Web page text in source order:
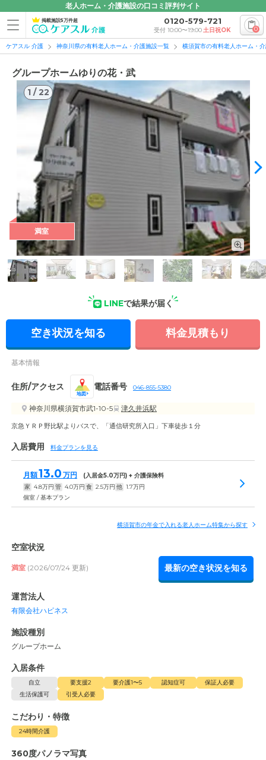
老人ホーム・介護施設の口コミ評判サイト
掲載施設5万件超 0120-579-721
受付 10:00〜19:00土日祝OK 0
ケアスル 介護 神奈川県の有料老人ホーム・介護施設一覧 横須賀市の有料老人ホーム・
グループホームゆりの花・武
1 /22
/ 22
外観: 赤毛のアンをイメージしたかわいらしい外観が特徴のホ
ーム。静かな周辺環境も魅力です。
満室
LINEで結果が届く
空き状況を知る 料金見積もり
基本情報
住所/アクセス
地図
電話番号 046-855-5380
神奈川県横須賀市武1-10-5 津久井浜駅
京急ＹＲＰ野比駅よりバスで、「通信研究所入口」下車徒歩１分
入居費用 料金プランを見る
月額13.0 万円 (入居金5.0万円) + 介護保険料
家 4.8万円 管 4.0万円 食 2.5万円 他 1.7万円
個室 / 基本プラン
横須賀市の年金で入れる老人ホーム特集から探す
空室状況
満室 (2026/07/24 更新) 最新の空き状況を知る
運営法人
有限会社ハピネス
施設種別
グループホーム
入居条件
自立 要支援2 要介護1〜5 認知症可
保証人必要
生活保護可
引受人必要
こだわり・特徴
24時間介護
360度パノラマ写真